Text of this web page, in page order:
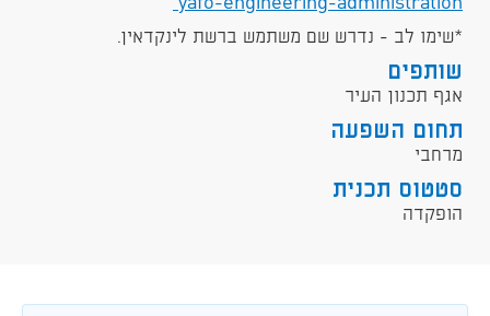
yafo-engineering-administration
*שימו לב - נדרש שם משתמש ברשת לינקדאין.​
שותפים
אגף תכנון העיר
תחום השפעה
מרחבי
סטטוס תכנית
הופקדה